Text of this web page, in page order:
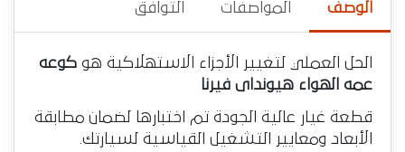
الوصف المواصفات التوافق
الحل العملي لتغيير الأجزاء الاستهلاكية هو كوعه
عمه الهواء هيونداى فيرنا
قطعة غيار عالية الجودة تم اختبارها لضمان مطابقة
الأبعاد ومعايير التشغيل القياسية لسيارتك.